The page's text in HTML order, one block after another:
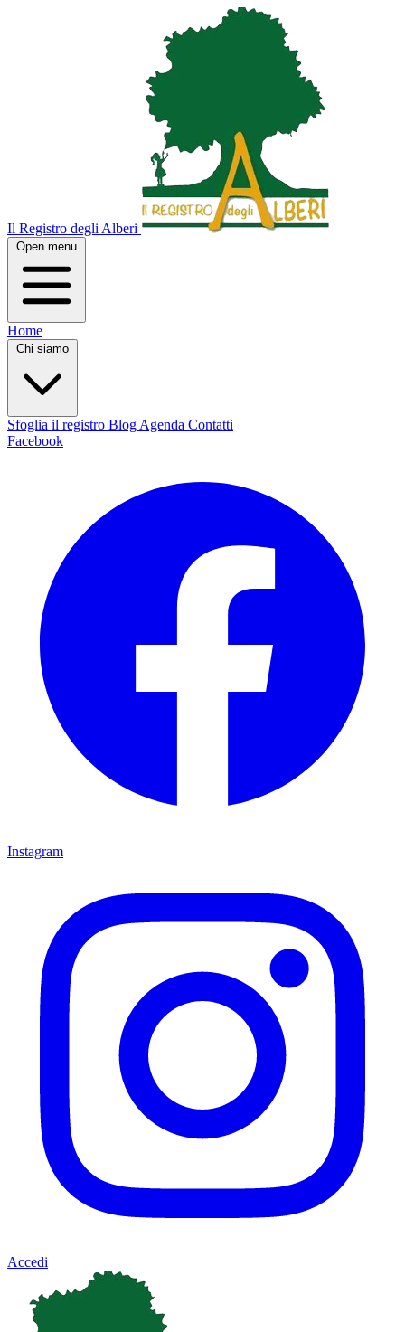
Il Registro degli Alberi
Open menu
Home
Chi siamo
Sfoglia il registro Blog Agenda Contatti
Facebook
Instagram
Accedi